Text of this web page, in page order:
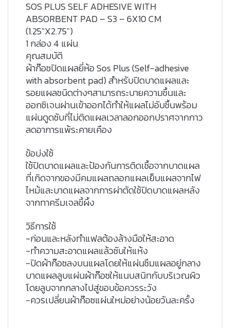
SOS PLUS SELF ADHESIVE WITH
ABSORBENT PAD – S3 – 6X10 CM
(1.25″X2.75″)
1 กล่อง 4 แผ่น
คุณสมบัติ
ผ้าก๊อซปิดแผลยี่ห้อ Sos Plus (Self-adhesive
with absorbent pad) สำหรับปิดบาดแผลและ
รอยแผลชนิดต่างๆสามารถระบายความชื้นและ
ออกซิเจนผ่านเข้าออกได้ทำให้แผลไม่อับชื้นพร้อม
แผ่นดูดซับที่ไม่ติดแผลเวลาลอกออกปราศจากกาว
ลดอาการแพ้ระคายเคือง
ข้อบ่งใช้
ใช้ปิดบาดแผลและป้องกันการติดเชื้อจากบาดแผล
ที่เกิดจากของมีคมแผลถลอกแผลเย็บแผลจากไฟ
ไหม้และบาดแผลจากการผ่าตัดใช้ปิดบาดแผลหลัง
จากทาครีมเจลขี้ผึ้ง
วิธีการใช้
-ก่อนและหลังทำแฟลต้องล้างมือให้สะอาด
-ทำความสะอาดแผลแล้วซับให้แห้ง
-ปิดผ้าก๊อซลงบนแผลโดยให้แผ่นซึมแผลอยู่กลาง
บาดแผลลูบแผ่นผ้าก๊อซให้แนบสนิทกับบริเวณผิว
โดยลูบจากกลางไปสู่ขอบข้อควรระวัง
-ควรเปลี่ยนผ้าก๊อซแผ่นใหม่อย่างน้อยวันละครั้ง